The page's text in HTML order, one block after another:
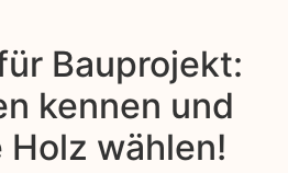
Bauprojekt:
kennen und
wählen!